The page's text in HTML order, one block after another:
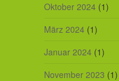
Oktober 2024(1)
März 2024(1)
Januar 2024(1)
November 2023 (1)